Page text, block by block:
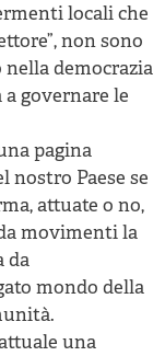
locali che
non sono
democrazia
governare le
pagina
Paese se
attuate o no,
movimenti la
da
mondo della
una